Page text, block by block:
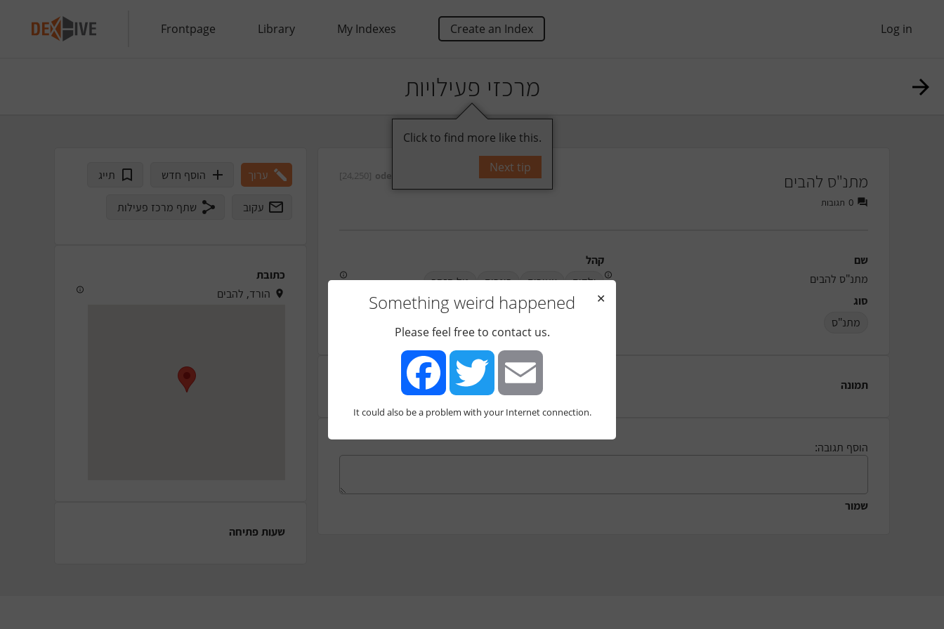
Frontpage Library My Indexes Create an Index Log in
מרכזי פעילויות
מתנ"ס להבים oded
[24,250]
0 תגובות
שם
מתנ"ס להבים
קהל
ילדים
צעירים בוגרים
גיל הזהב
סוג
מתנ"ס
טלפון
תמונה
הוסף תגובה:
שמור
ערוך הוסף חדש תייג
עקוב שתף מרכז פעילות
כתובת
הורד, להבים
שעות פתיחה
Something weird happened ✕
Please feel free to contact us.
FacebookTwitter Email
It could also be a problem with your Internet connection.
Click to find more like this.
Next tip